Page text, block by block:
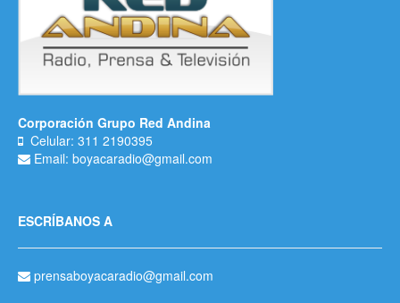
Corporación Grupo Red Andina
Celular: 311 2190395
Email: boyacaradio@gmail.com
ESCRÍBANOS A
prensaboyacaradio@gmail.com